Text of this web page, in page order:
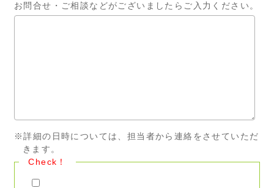
お問合せ・ご相談などがございましたらご入力ください。
※詳細の日時については、担当者から連絡をさせていただ
きます。
Check！